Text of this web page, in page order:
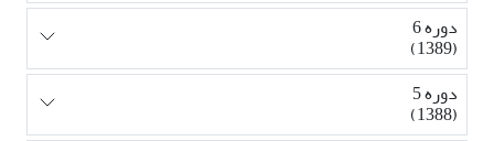
دوره 6
(1389)
دوره 5
(1388)